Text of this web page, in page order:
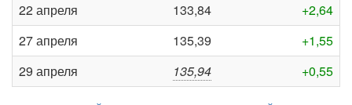
22 апреля
133,84
+2,64
27 апреля
135,39
+1,55
29 апреля
135,94 +0,55